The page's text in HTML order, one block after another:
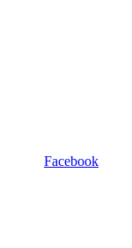
Facebook